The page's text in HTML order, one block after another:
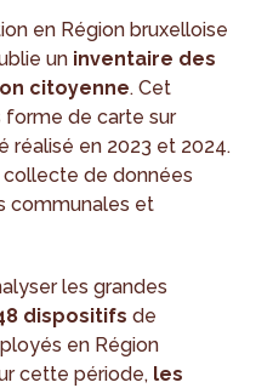
en Région bruxelloise
un inventaire des
citoyenne. Cet
forme de carte sur
réalisé en 2023 et 2024.
collecte de données
communales et
les grandes
dispositifsde
en Région
cette période, les